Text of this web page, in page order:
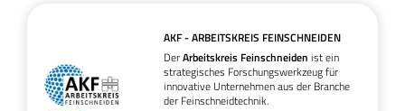
AKF - ARBEITSKREIS FEINSCHNEIDEN
DerArbeitskreis Feinschneiden ist ein
strategisches Forschungswerkzeug für
innovative Unternehmen aus der Branche
der Feinschneidtechnik.